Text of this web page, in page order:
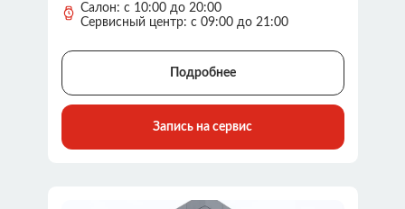
Салон: с 10:00 до 20:00
Сервисный центр: с 09:00 до 21:00
Подробнее
Запись на сервис